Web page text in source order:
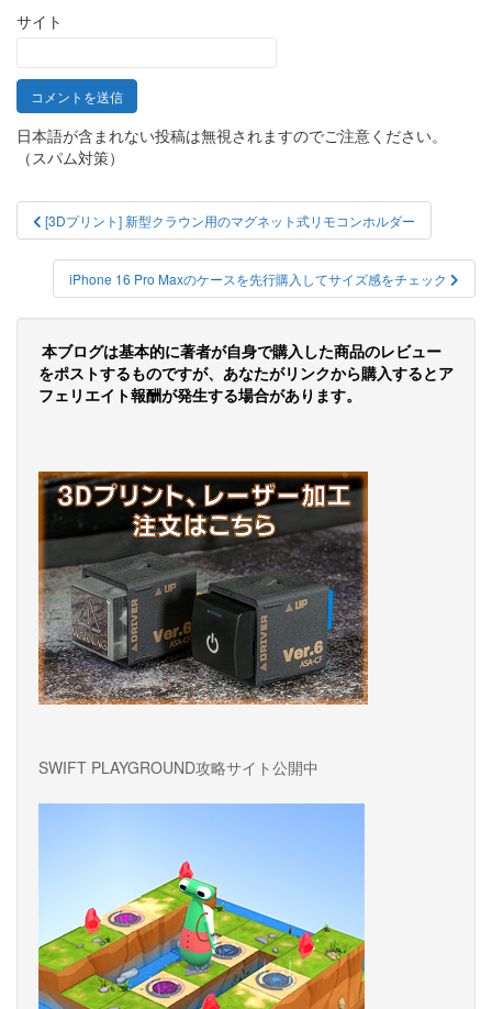
サイト
日本語が含まれない投稿は無視されますのでご注意ください。
（スパム対策）
投
稿
ビ
ゲ
ー
ョ
ン
[3Dプリント] 新型クラウン用のマグネット式リモコンホルダー
iPhone 16 Pro Maxのケースを先行購入してサイズ感をチェック
本ブログは基本的に著者が自身で購入した商品のレビュー
をポストするものですが、あなたがリンクから購入するとア
フェリエイト報酬が発生する場合があります。
SWIFT PLAYGROUND攻略サイト公開中